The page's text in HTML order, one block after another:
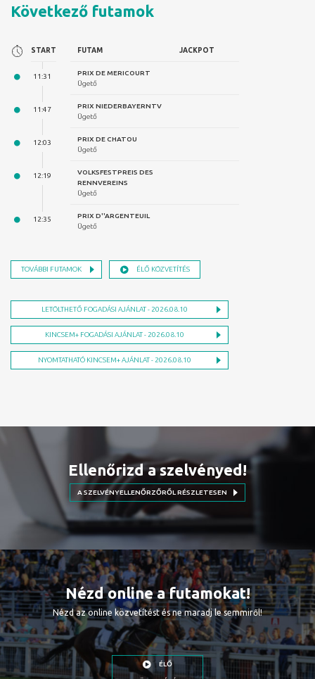
Következő futamok
FUTAM JACKPOT
PRIX DE MERICOURT
Ügető
PRIX NIEDERBAYERNTV
Ügető
PRIX DE CHATOU
Ügető
VOLKSFESTPREIS DES
RENNVEREINS
Ügető
PRIX D''ARGENTEUIL
Ügető
TOVÁBBI FUTAMOK ÉLŐ KÖZVETÍTÉS
LETÖLTHETŐ FOGADÁSI AJÁNLAT - 2026.08.10
KINCSEM+ FOGADÁSI AJÁNLAT - 2026.08.10
NYOMTATHATÓ KINCSEM+ AJÁNLAT - 2026.08.10
Ellenőrizd a szelvényed!
A SZELVÉNYELLENŐRZŐRŐL RÉSZLETESEN
Nézd online a futamokat!
Nézd az online közvetítést és ne maradj le semmiről!
ÉLŐ